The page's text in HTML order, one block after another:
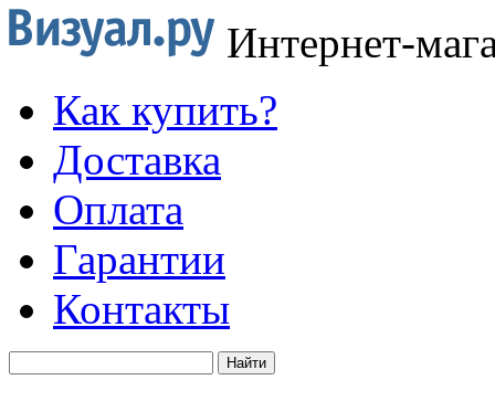
Интернет-
Как купить?
Доставка
Оплата
Гарантии
Контакты